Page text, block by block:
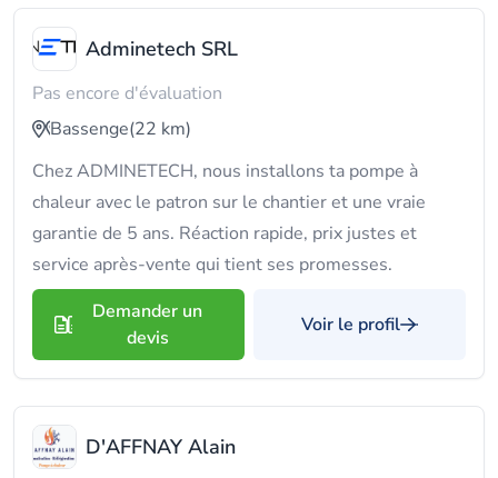
Adminetech SRL
Pas encore d'évaluation
Bassenge(22 km)
Chez ADMINETECH, nous installons ta pompe à
chaleur avec le patron sur le chantier et une vraie
garantie de 5 ans. Réaction rapide, prix justes et
service après-vente qui tient ses promesses.
Demander un
devis
Voir le profil
D'AFFNAY Alain